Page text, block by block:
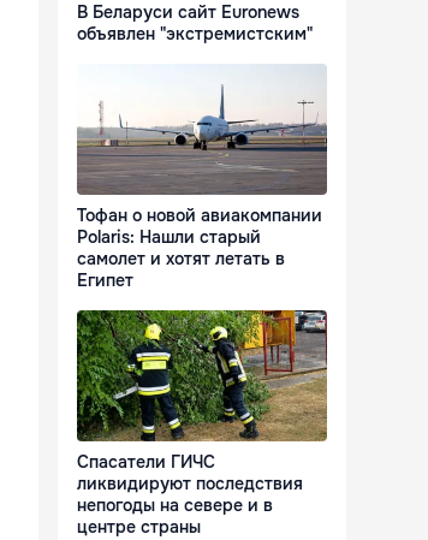
В Беларуси сайт Euronews
объявлен "экстремистским"
Тофан о новой авиакомпании
Polaris: Нашли старый
самолет и хотят летать в
Египет
Спасатели ГИЧС
ликвидируют последствия
непогоды на севере и в
центре страны